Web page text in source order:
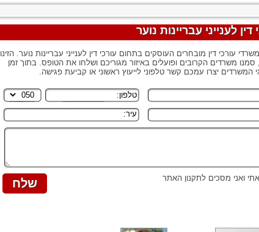
דין לענייני עבריינות נוער
עורכי דין מובחרים העוסקים בתחום עורכי דין לענייני עבריינות נוער. הזינו
משרדים הקרובים ופועלים באיזור מגוריכם ושלחו את הטופס. בתוך זמן
המשרדים יצרו עמכם קשר טלפוני לייעוץ ראשוני או קביעת פגישה.
ואני מסכים לתקנון האתר